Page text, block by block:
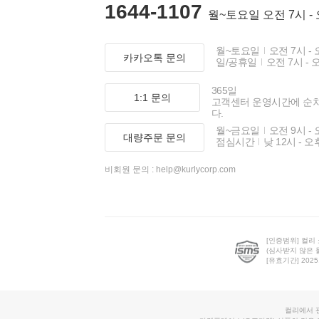
1644-1107 월~토요일 오전 7시 -
카카오톡 문의
월~토요일
오전 7시 -
일/공휴일
오전 7시 -
1:1 문의
365일
고객센터 운영시간에 순
다.
대량주문 문의
월~금요일
오전 9시 -
점심시간
낮 12시 - 오
비회원 문의 : help@kurlycorp.com
[인증범위] 컬리
(심사받지 않은
[유효기간]
컬리에서